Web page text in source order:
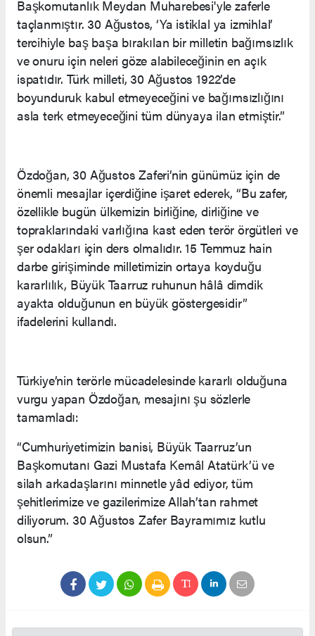
Başkomutanlık Meydan Muharebesi'yle zaferle
taçlanmıştır. 30 Ağustos, ‘Ya istiklal ya izmihlal’
tercihiyle baş başa bırakılan bir milletin bağımsızlık
ve onuru için neleri göze alabileceğinin en açık
ispatıdır. Türk milleti, 30 Ağustos 1922’de
boyunduruk kabul etmeyeceğini ve bağımsızlığını
asla terk etmeyeceğini tüm dünyaya ilan etmiştir.”
Özdoğan, 30 Ağustos Zaferi’nin günümüz için de
önemli mesajlar içerdiğine işaret ederek, “Bu zafer,
özellikle bugün ülkemizin birliğine, dirliğine ve
topraklarındaki varlığına kast eden terör örgütleri ve
şer odakları için ders olmalıdır. 15 Temmuz hain
darbe girişiminde milletimizin ortaya koyduğu
kararlılık, Büyük Taarruz ruhunun hâlâ dimdik
ayakta olduğunun en büyük göstergesidir”
ifadelerini kullandı.
Türkiye’nin terörle mücadelesinde kararlı olduğuna
vurgu yapan Özdoğan, mesajını şu sözlerle
tamamladı:
“Cumhuriyetimizin banisi, Büyük Taarruz’un
Başkomutanı Gazi Mustafa Kemâl Atatürk’ü ve
silah arkadaşlarını minnetle yâd ediyor, tüm
şehitlerimize ve gazilerimize Allah’tan rahmet
diliyorum. 30 Ağustos Zafer Bayramımız kutlu
olsun.”